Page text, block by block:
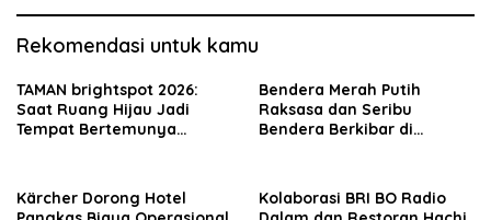
Rekomendasi untuk kamu
TAMAN brightspot 2026:
Saat Ruang Hijau Jadi
Tempat Bertemunya
Bendera Merah Putih
Raksasa dan Seribu
Bendera Berkibar di
Kärcher Dorong Hotel
Kolaborasi BRI BO Radio